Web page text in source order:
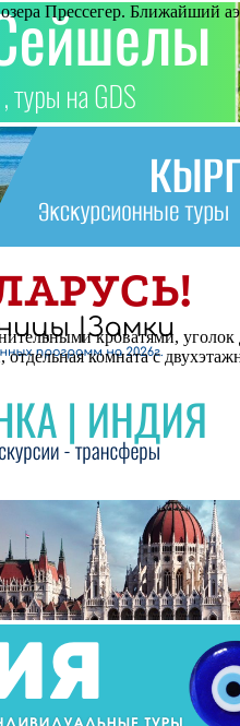
Прессегер. Ближайший
кроватями, уголок
комната с